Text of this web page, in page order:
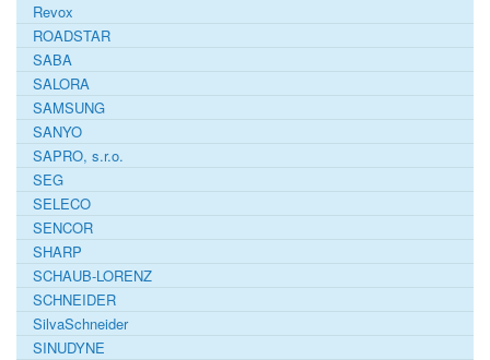
Revox
ROADSTAR
SABA
SALORA
SAMSUNG
SANYO
SAPRO, s.r.o.
SEG
SELECO
SENCOR
SHARP
SCHAUB-LORENZ
SCHNEIDER
SilvaSchneider
SINUDYNE